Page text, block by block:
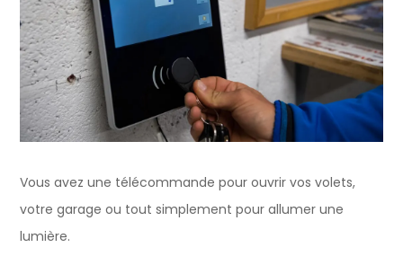
Vous avez une télécommande pour ouvrir vos volets,
votre garage ou tout simplement pour allumer une
lumière.